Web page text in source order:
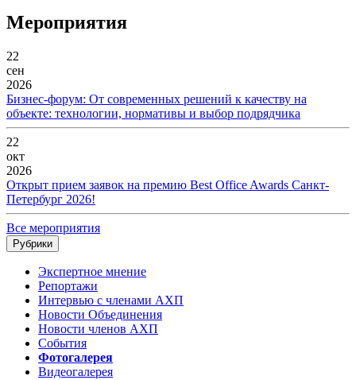
Мероприятия
22
сен
2026
Бизнес-форум: От современных решений к качеству на
объекте: технологии, нормативы и выбор подрядчика
22
окт
2026
Открыт прием заявок на премию Best Office Awards Санкт-
Петербург 2026!
Все мероприятия
Рубрики
Экспертное мнение
Репортажи
Интервью с членами АХП
Новости Объединения
Новости членов АХП
События
Фотогалерея
Видеогалерея